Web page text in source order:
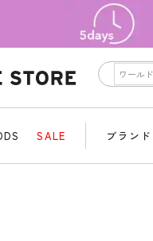
SALE ブランド